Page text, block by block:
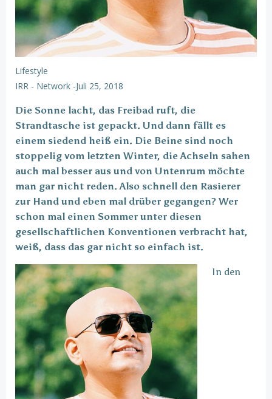
Lifestyle
IRR - Network -Juli 25, 2018
Die Sonne lacht, das Freibad ruft, die
Strandtasche ist gepackt. Und dann fällt es
einem siedend heiß ein. Die Beine sind noch
stoppelig vom letzten Winter, die Achseln sahen
auch mal besser aus und von Untenrum möchte
man gar nicht reden. Also schnell den Rasierer
zur Hand und eben mal drüber gegangen? Wer
schon mal einen Sommer unter diesen
gesellschaftlichen Konventionen verbracht hat,
weiß, dass das gar nicht so einfach ist.
In den